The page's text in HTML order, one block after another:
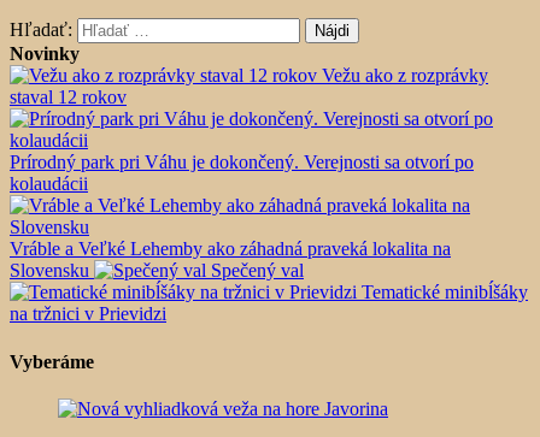
Hľadať:
Novinky
Vežu ako z rozprávky
staval 12 rokov
Prírodný park pri Váhu je dokončený. Verejnosti sa otvorí po
kolaudácii
Vráble a Veľké Lehemby ako záhadná praveká lokalita na
Slovensku
Spečený val
Tematické minibĺšáky
na tržnici v Prievidzi
Vyberáme